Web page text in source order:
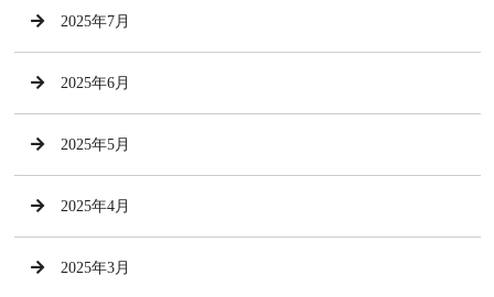
2025年7月
2025年6月
2025年5月
2025年4月
2025年3月